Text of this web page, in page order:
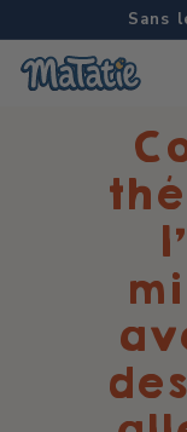
au
contenu
Sans
M